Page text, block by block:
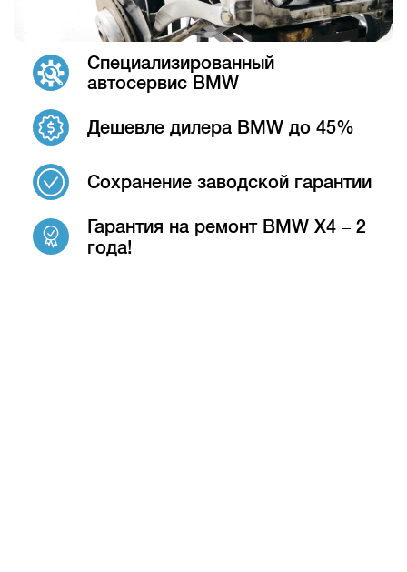
Специализированный
автосервис BMW
Дешевле дилера BMW до 45%
Сохранение заводской гарантии
Гарантия на ремонт BMW X4 – 2
года!